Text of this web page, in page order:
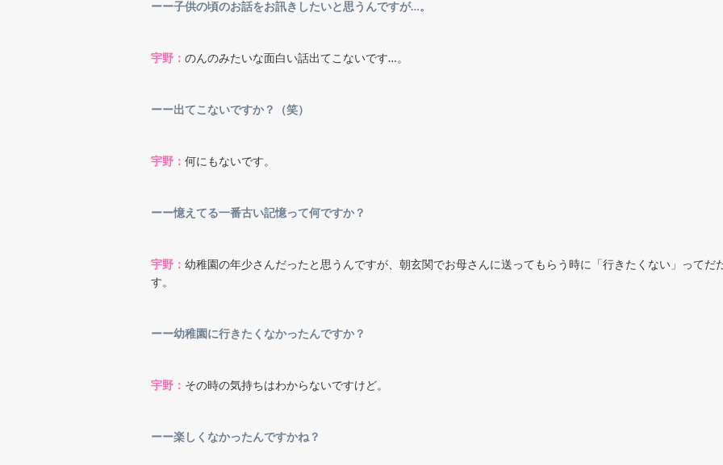
ーー子供の頃のお話をお訊きしたいと思うんですが…。
宇野： のんのみたいな面白い話出てこないです…。
ーー出てこないですか？（笑）
宇野： 何にもないです。
ーー憶えてる一番古い記憶って何ですか？
宇野： 幼稚園の年少さんだったと思うんですが、朝玄関でお母さんに送ってもらう時に「行きたくない」ってだ
す。
ーー幼稚園に行きたくなかったんですか？
宇野： その時の気持ちはわからないですけど。
ーー楽しくなかったんですかね？